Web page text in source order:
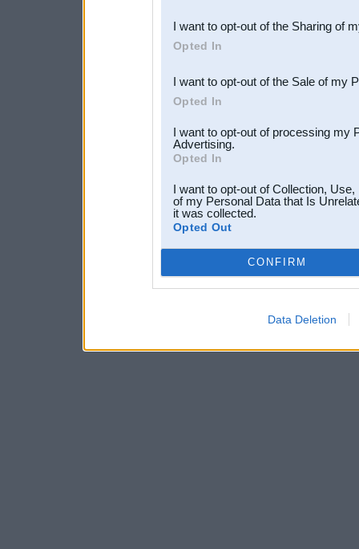
Downstream Participants
third parties.
I want to opt-out of the Sharing of
Opted In
I want to opt-out of the Sale of my
Opted In
I want to opt-out of processing my
Advertising.
Opted In
I want to opt-out of Collection,
of my Personal Data that Is
it was collected.
Opted Out
CONFIRM
Data Deletion